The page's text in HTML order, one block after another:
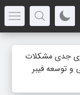
جدی مشکلات
و توسعه فیبر